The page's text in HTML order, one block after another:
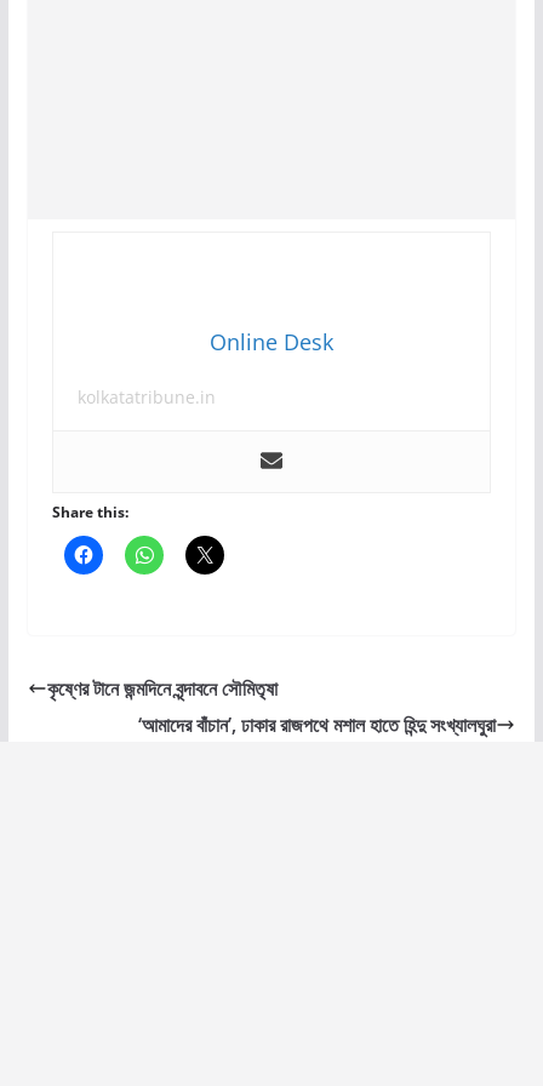
Online Desk
kolkatatribune.in
Share this:
কৃষ্ণের টানে জন্মদিনে বৃন্দাবনে সৌমিতৃষা
‘আমাদের বাঁচান’, ঢাকার রাজপথে মশাল হাতে হিন্দু সংখ্যালঘুরা